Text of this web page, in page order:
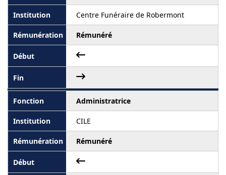
Centre Funéraire de Robermont
Rémunéré
Administratrice
CILE
Rémunéré